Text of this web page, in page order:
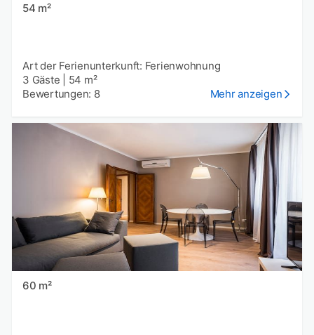
54 m²
Art der Ferienunterkunft: Ferienwohnung
3 Gäste
54 m²
Bewertungen: 8
Mehr anzeigen
60 m²